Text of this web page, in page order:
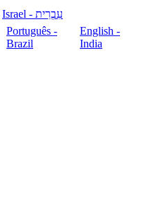
עִבְרִית - Israel
Português -
Brazil
English -
India